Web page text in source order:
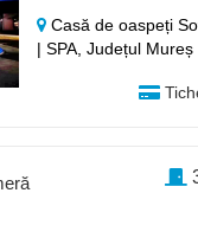
Casă de oaspeți
| SPA, Județul Mureș